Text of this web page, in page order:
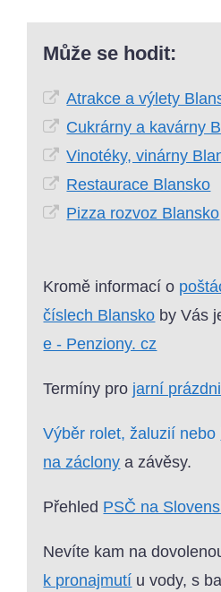
Může se hodit:
Atrakce a výlety
Cukrárny a kavárny
Vinotéky, vinárny
Restaurace Blansko
Pizza rozvoz Blansko
Kromě informací o
číslech Blansko by Vás
e - Penziony. cz
Termíny pro jarní
Výběr rolet, žaluzií nebo
na záclony a závěsy.
Přehled PSČ na
Nevíte kam na
k pronajmutí u vody, s